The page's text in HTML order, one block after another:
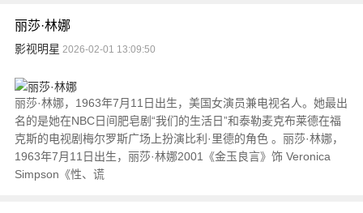
丽莎·林娜
影视明星 2026-02-01 13:09:50
丽莎·林娜，1963年7月11日出生，美国女演员兼电视名人。她最出
名的是她在NBC日间肥皂剧“我们的生活日”和泰勒麦克布莱德在福
克斯的电视剧梅尔罗斯广场上扮演比利·里德的角色 。丽莎·林娜，
1963年7月11日出生，丽莎·林娜2001《金玉良言》饰 Veronica
Simpson《性、谎